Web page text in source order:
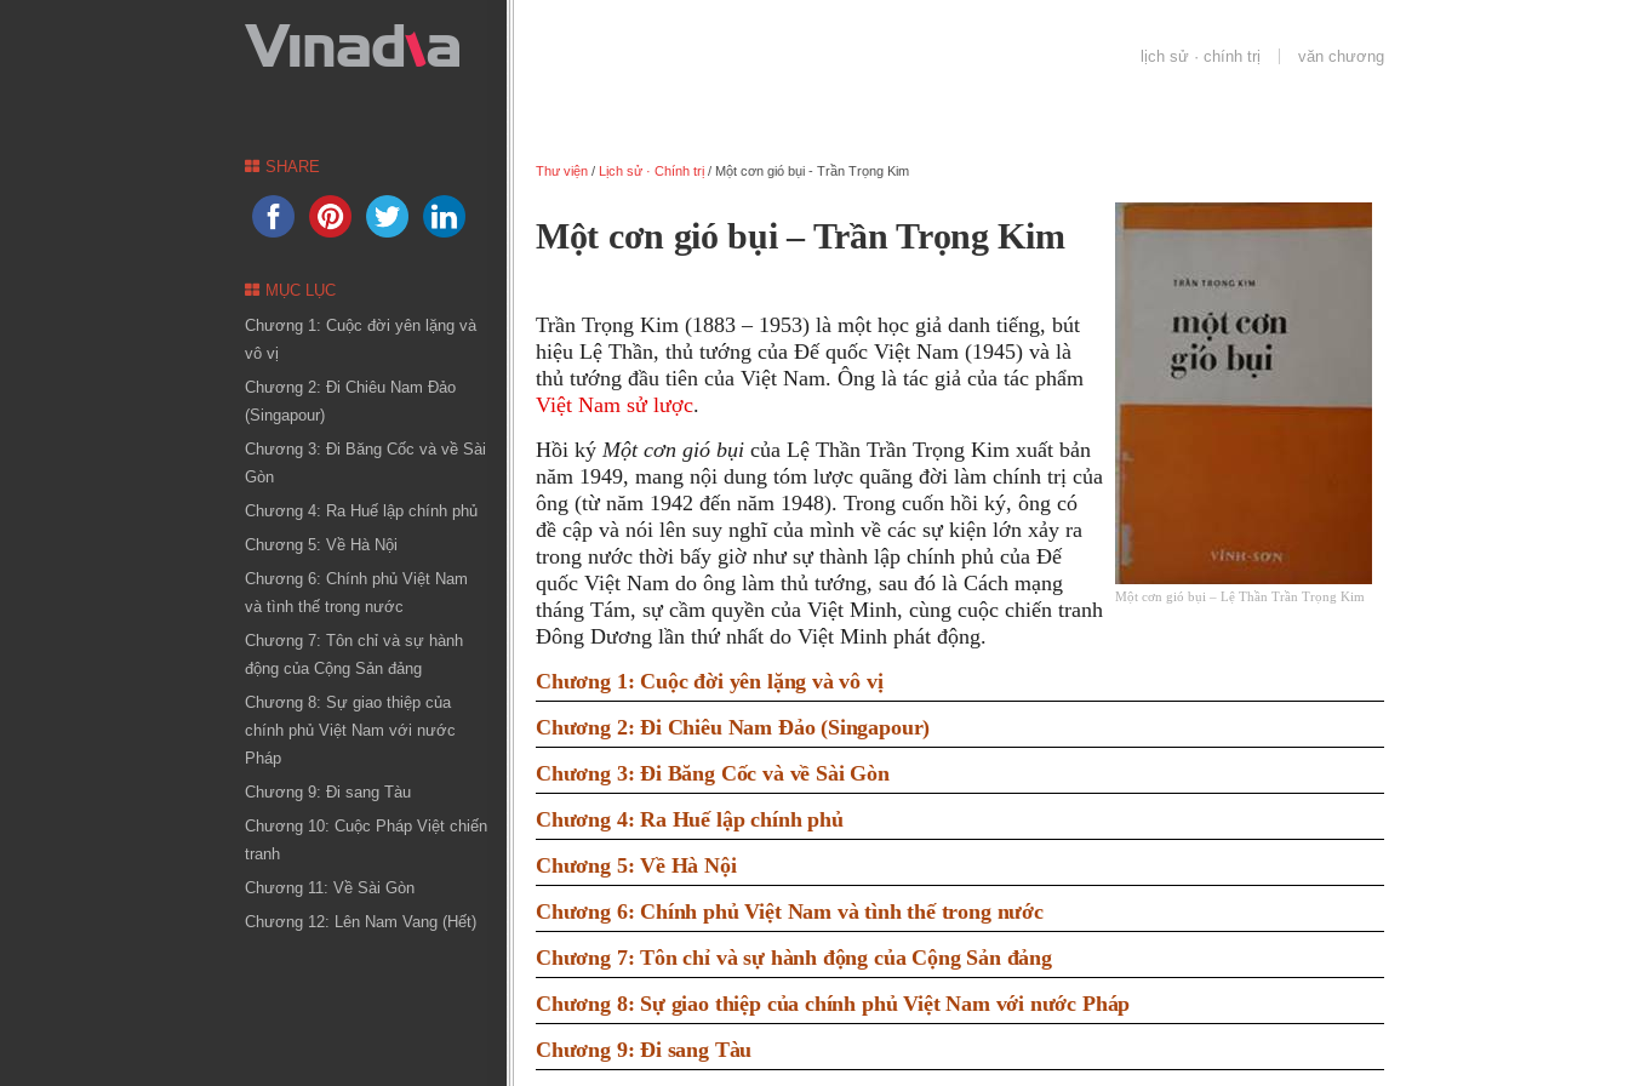
lịch sử · chính trị văn chương
Thư viện / Lịch sử · Chính trị / Một cơn gió bụi - Trần Trọng Kim
Một cơn gió bụi – Trần Trọng Kim
Một cơn gió bụi – Lệ Thần Trần Trọng Kim
Trần Trọng Kim (1883 – 1953) là một học giả danh tiếng, bút
hiệu Lệ Thần, thủ tướng của Đế quốc Việt Nam (1945) và là
thủ tướng đầu tiên của Việt Nam. Ông là tác giả của tác phẩm
Việt Nam sử lược.
Hồi ký Một cơn gió bụi của Lệ Thần Trần Trọng Kim xuất bản
năm 1949, mang nội dung tóm lược quãng đời làm chính trị của
ông (từ năm 1942 đến năm 1948). Trong cuốn hồi ký, ông có
đề cập và nói lên suy nghĩ của mình về các sự kiện lớn xảy ra
trong nước thời bấy giờ như sự thành lập chính phủ của Đế
quốc Việt Nam do ông làm thủ tướng, sau đó là Cách mạng
tháng Tám, sự cầm quyền của Việt Minh, cùng cuộc chiến tranh
Đông Dương lần thứ nhất do Việt Minh phát động.
Chương 1: Cuộc đời yên lặng và vô vị
Chương 2: Đi Chiêu Nam Đảo (Singapour)
Chương 3: Đi Băng Cốc và về Sài Gòn
Chương 4: Ra Huế lập chính phủ
Chương 5: Về Hà Nội
Chương 6: Chính phủ Việt Nam và tình thế trong nước
Chương 7: Tôn chỉ và sự hành động của Cộng Sản đảng
Chương 8: Sự giao thiệp của chính phủ Việt Nam với nước Pháp
Chương 9: Đi sang Tàu
SHARE
MỤC LỤC
Chương 1: Cuộc đời yên lặng và
vô vị
Chương 2: Đi Chiêu Nam Đảo
(Singapour)
Chương 3: Đi Băng Cốc và về Sài
Gòn
Chương 4: Ra Huế lập chính phủ
Chương 5: Về Hà Nội
Chương 6: Chính phủ Việt Nam
và tình thế trong nước
Chương 7: Tôn chỉ và sự hành
động của Cộng Sản đảng
Chương 8: Sự giao thiệp của
chính phủ Việt Nam với nước
Pháp
Chương 9: Đi sang Tàu
Chương 10: Cuộc Pháp Việt chiến
tranh
Chương 11: Về Sài Gòn
Chương 12: Lên Nam Vang (Hết)